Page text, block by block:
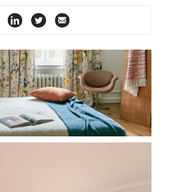
FACEBOOKLINKEDIN TWITTER